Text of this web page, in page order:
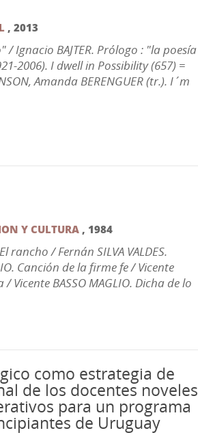
,2013
Ignacio BAJTER. Prólogo : "la poesía
2006). I dwell in Possibility (657) =
Amanda BERENGUER (tr.). I´m
Y CULTURA , 1984
rancho / Fernán SILVA VALDES.
Canción de la firme fe / Vicente
Vicente BASSO MAGLIO. Dicha de lo
como estrategia de
de los docentes noveles
para un programa
de Uruguay